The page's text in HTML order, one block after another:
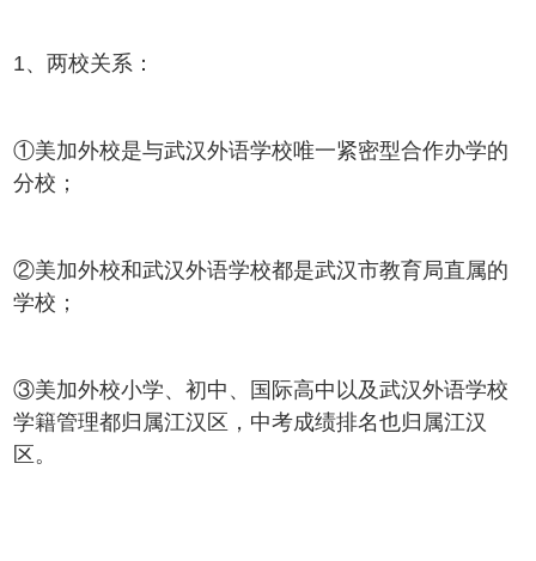
1、两校关系：
①美加外校是与武汉外语学校唯一紧密型合作办学的
分校；
②美加外校和武汉外语学校都是武汉市教育局直属的
学校；
③美加外校小学、初中、国际高中以及武汉外语学校
学籍管理都归属江汉区，中考成绩排名也归属江汉
区。